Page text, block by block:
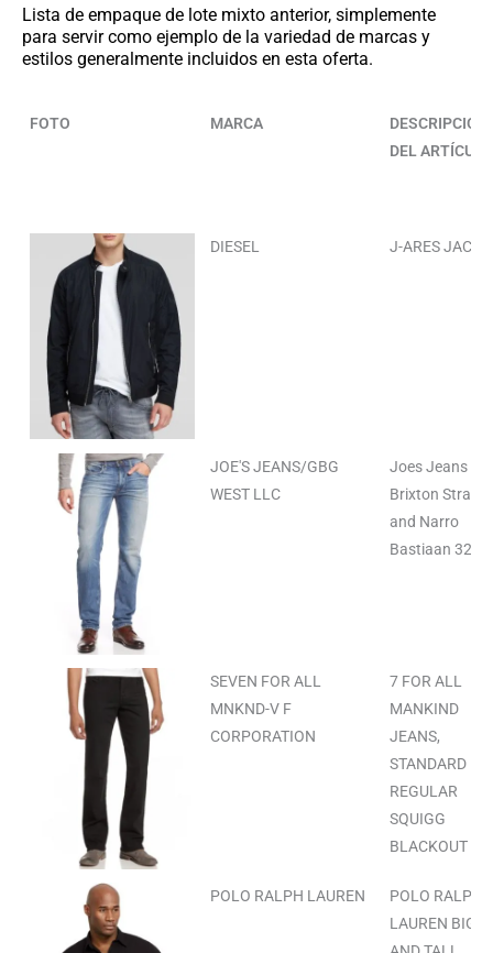
Lista de empaque de lote mixto anterior, simplemente
para servir como ejemplo de la variedad de marcas y
estilos generalmente incluidos en esta oferta.
FOTO MARCA
DESCRIPCIÓN
DEL ARTÍCULO
DIESEL J-ARES
JOE'S JEANS/GBG
WEST LLC
Joes Jeans
Brixton
and Narro
Bastiaan 32
SEVEN FOR ALL
MNKND-V F
CORPORATION
7 FOR ALL
MANKIND
JEANS,
STANDARD
REGULAR
SQUIGG
BLACKOUT 34
POLO RALPH LAUREN
POLO RALPH
LAUREN BIG